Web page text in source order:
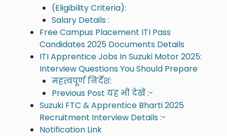
(Eligibility Criteria):
Salary Details :
Free Campus Placement ITI Pass
Candidates 2025 Documents Details
ITI Apprentice Jobs In Suzuki Motor 2025:
Interview Questions You Should Prepare
महत्वपूर्ण निर्देश:
Previous Post यह भी देखें :-
Suzuki FTC & Apprentice Bharti 2025
Recruitment Interview Details :-
Notification Link